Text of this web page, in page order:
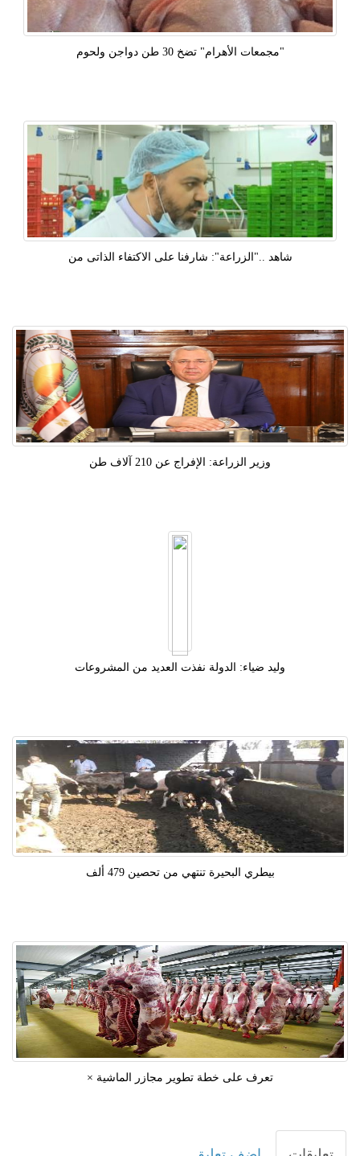
"مجمعات الأهرام" تضخ 30 طن دواجن ولحوم
شاهد .."الزراعة": شارفنا على الاكتفاء الذاتى من
وزير الزراعة: الإفراج عن 210 آلاف طن
وليد ضياء: الدولة نفذت العديد من المشروعات
بيطري البحيرة تنتهي من تحصين 479 ألف
تعرف على خطة تطوير مجازر الماشية ×